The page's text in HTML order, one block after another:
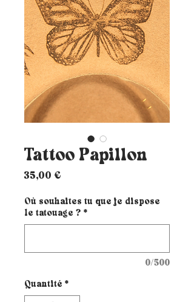
Tattoo Papillon
35,00 €
Où souhaites tu que je dispose
le tatouage ? *
0/500
Quantité *